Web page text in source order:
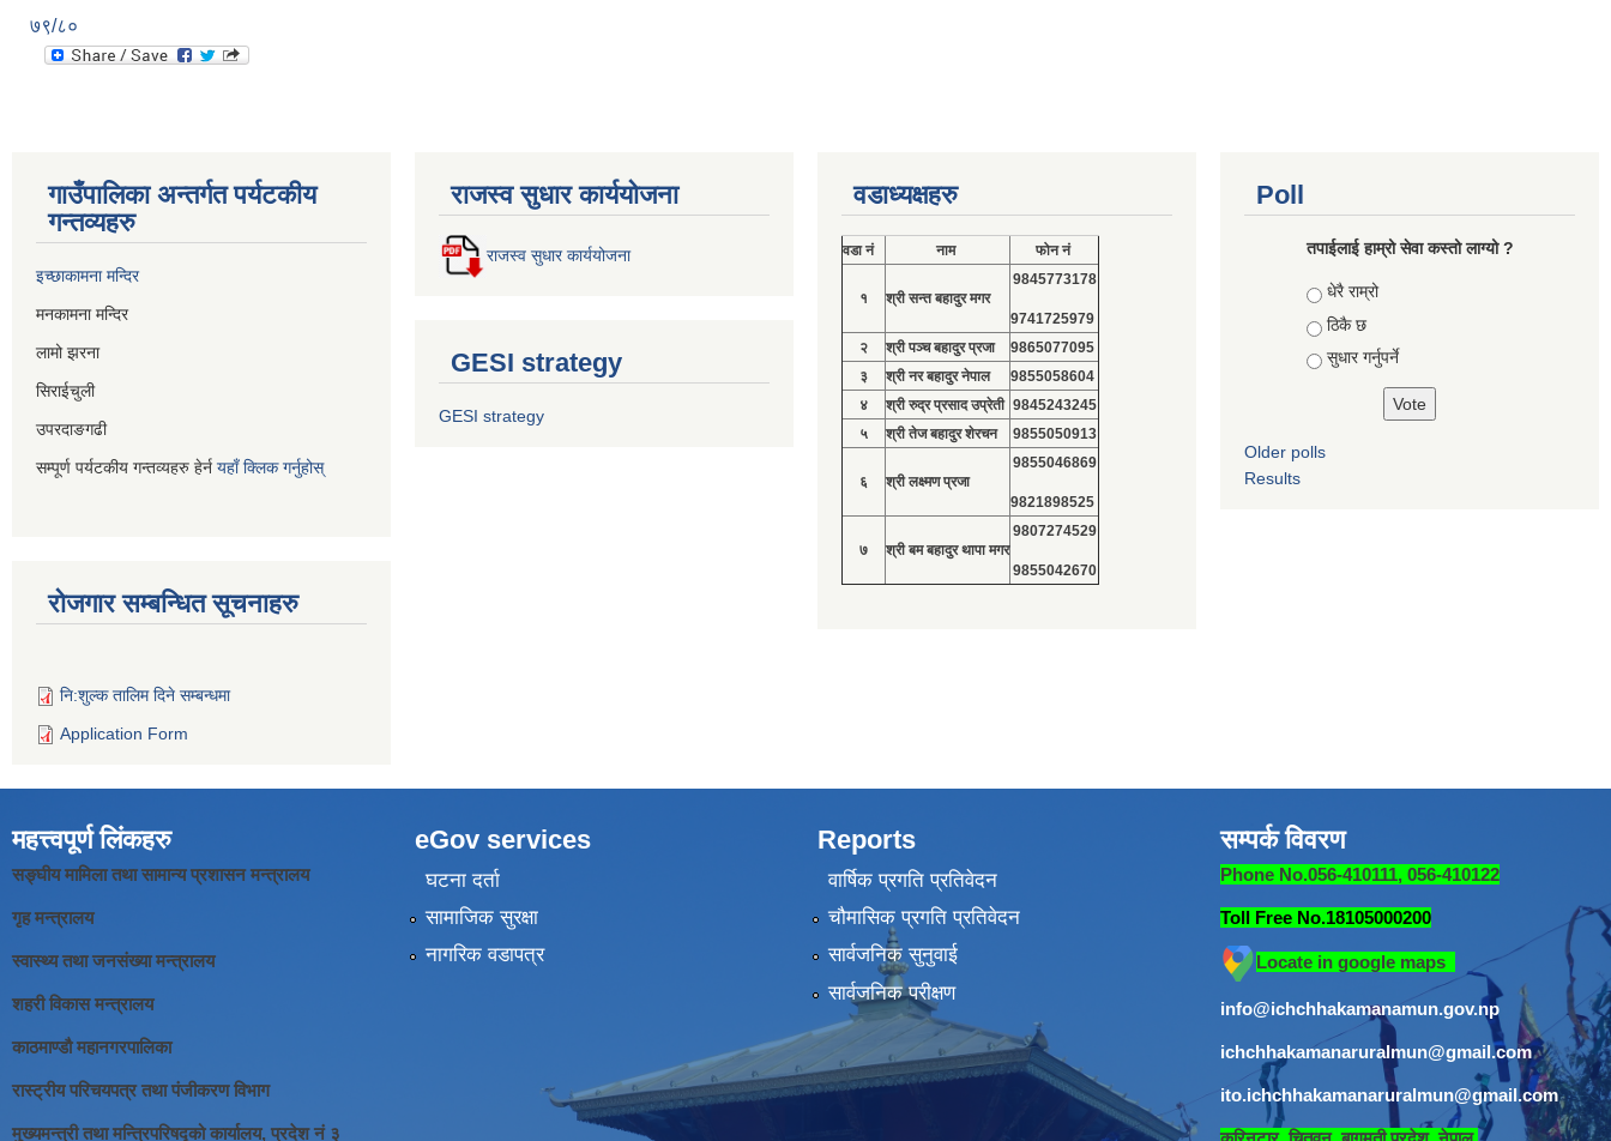
७९/८०
गाउँपालिका अन्तर्गत पर्यटकीय
गन्तव्यहरु
इच्छाकामना मन्दिर
मनकामना मन्दिर
लामो झरना
सिराईचुली
उपरदाङगढी
सम्पूर्ण पर्यटकीय गन्तव्यहरु हेर्न यहाँ क्लिक गर्नुहोस्
रोजगार सम्बन्धित सूचनाहरु
नि:शुल्क तालिम दिने सम्बन्धमा
Application Form
राजस्व सुधार कार्ययोजना
राजस्व सुधार कार्ययोजना
GESI strategy
GESI strategy
वडाध्यक्षहरु
वडा नं नाम फोन नं
१ श्री सन्त बहादुर मगर
9845773178
9741725979
२
श्री पञ्च बहादुर प्रजा
9865077095
३
श्री नर बहादुर नेपाल
9855058604
४
श्री रुद्र प्रसाद उप्रेती 9845243245
५
श्री तेज बहादुर शेरचन 9855050913
६ श्री लक्ष्मण प्रजा
9855046869
9821898525
७ श्री बम बहादुर थापा मगर
9807274529
9855042670
Poll
तपाईलाई हाम्रो सेवा कस्तो लाग्यो ?
Choices
धेरै राम्रो
ठिकै छ
सुधार गर्नुपर्ने
Older polls
Results
महत्त्वपूर्ण लिंकहरु
सङ्घीय मामिला तथा सामान्य प्रशासन मन्त्रालय
गृह मन्त्रालय
स्वास्थ्य तथा जनसंख्या मन्त्रालय
शहरी विकास मन्त्रालय
काठमाण्डौ महानगरपालिका
रास्ट्रीय परिचयपत्र तथा पंजीकरण विभाग
मुख्यमन्त्री तथा मन्त्रिपरिषद्को कार्यालय, प्रदेश नं ३
eGov services
घटना दर्ता
सामाजिक सुरक्षा
नागरिक वडापत्र
Reports
वार्षिक प्रगति प्रतिवेदन
चौमासिक प्रगति प्रतिवेदन
सार्वजनिक सुनुवाई
सार्वजनिक परीक्षण
सम्पर्क विवरण
Phone No.056-410111, 056-410122
Toll Free No.18105000200
Locate in google maps
info@ichchhakamanamun.gov.np
ichchhakamanaruralmun@gmail.com
ito.ichchhakamanaruralmun@gmail.com​